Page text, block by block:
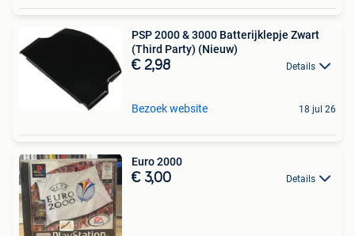
PSP 2000 & 3000 Batterijklepje Zwart
(Third Party) (Nieuw)
€ 2,98 Details
Bezoek website 18 jul 26
Euro 2000
€ 3,00 Details